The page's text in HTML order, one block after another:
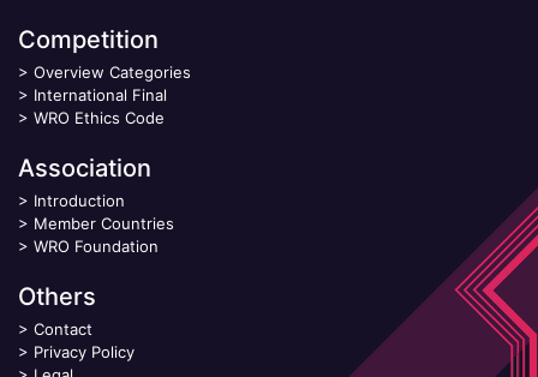
Competition
> Overview Categories
> International Final
> WRO Ethics Code
Association
> Introduction
> Member Countries
> WRO Foundation
Others
> Contact
> Privacy Policy